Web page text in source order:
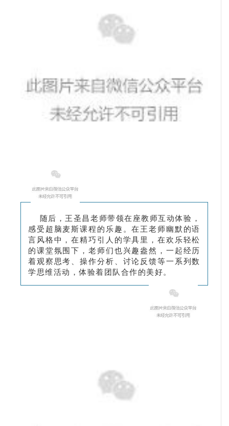
随后，王圣昌老师带领在座教师互动体验，
感受超脑麦斯课程的乐趣。在王老师幽默的语
言风格中，在精巧引人的学具里，在欢乐轻松
的课堂氛围下，老师们也兴趣盎然，一起经历
着观察思考、操作分析、讨论反馈等一系列数
学思维活动，体验着团队合作的美好。